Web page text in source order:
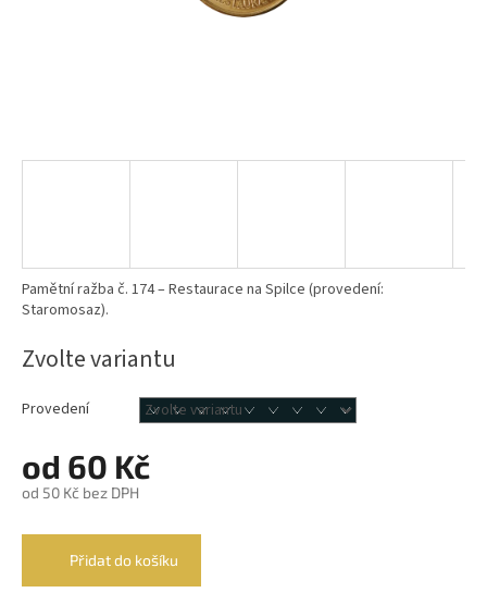
od 60 Kč
od 50 Kč bez DPH
Zvolte variantu
Provedení
Přidat do košíku
Pamětní ražba č. 174 – Restaurace na Spilce (provedení:
Staromosaz).